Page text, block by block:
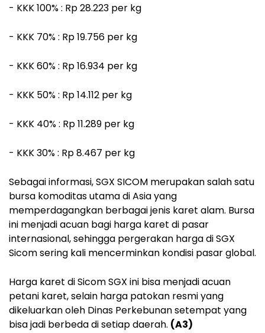
- KKK 100% : Rp 28.223 per kg
- KKK 70% : Rp 19.756 per kg
- KKK 60% : Rp 16.934 per kg
- KKK 50% : Rp 14.112 per kg
- KKK 40% : Rp 11.289 per kg
- KKK 30% : Rp 8.467 per kg
Sebagai informasi, SGX SICOM merupakan salah satu
bursa komoditas utama di Asia yang
memperdagangkan berbagai jenis karet alam. Bursa
ini menjadi acuan bagi harga karet di pasar
internasional, sehingga pergerakan harga di SGX
Sicom sering kali mencerminkan kondisi pasar global.
Harga karet di Sicom SGX ini bisa menjadi acuan
petani karet, selain harga patokan resmi yang
dikeluarkan oleh Dinas Perkebunan setempat yang
bisa jadi berbeda di setiap daerah. (A3)